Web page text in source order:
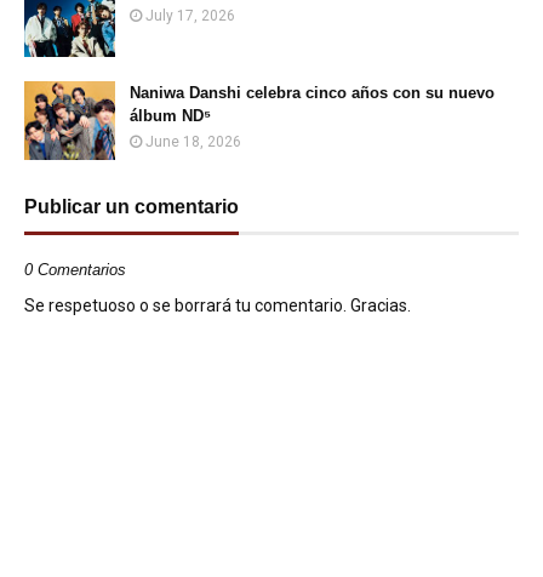
July 17, 2026
Naniwa Danshi celebra cinco años con su nuevo
álbum ND⁵
June 18, 2026
Publicar un comentario
0 Comentarios
Se respetuoso o se borrará tu comentario. Gracias.